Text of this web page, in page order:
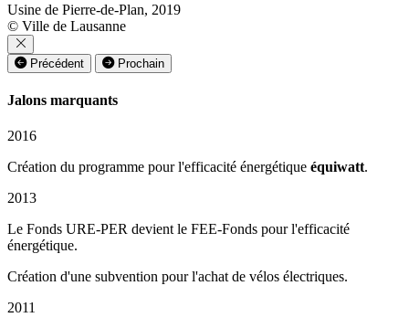
Usine de Pierre-de-Plan, 2019
© Ville de Lausanne
Précédent Prochain
Jalons marquants
2016
Création du programme pour l'efficacité énergétique équiwatt.
2013
Le Fonds URE-PER devient le FEE-Fonds pour l'efficacité
énergétique.
Création d'une subvention pour l'achat de vélos électriques.
2011